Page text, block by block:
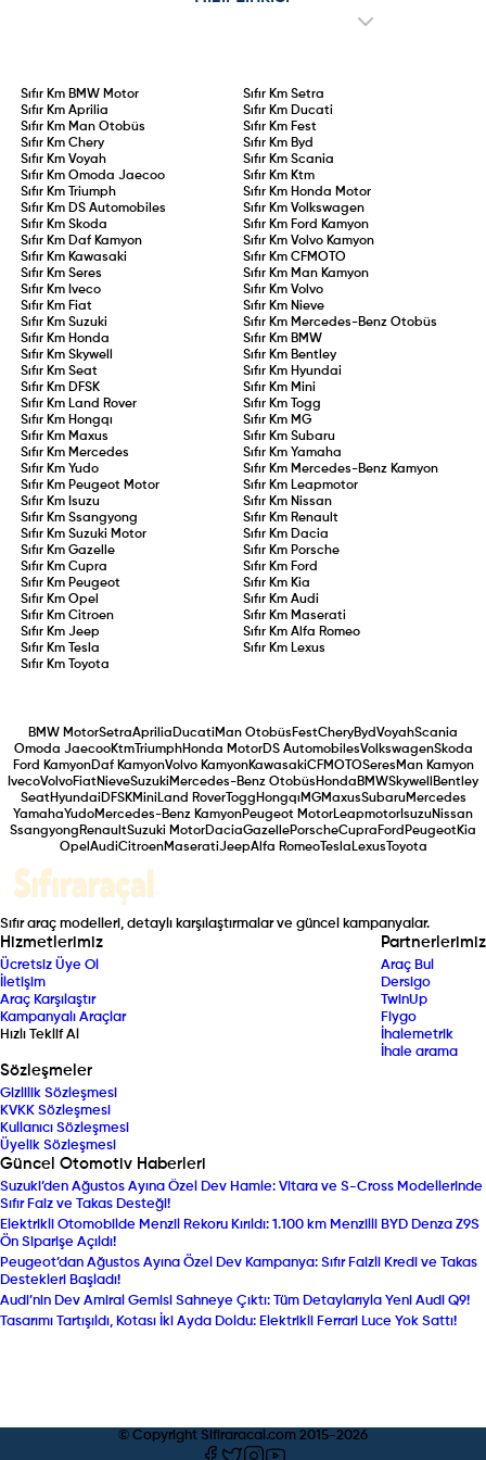
Sıfır Km BMW Motor Sıfır Km Setra
Sıfır KmAprilia Sıfır Km Ducati
Sıfır Km Man Otobüs Sıfır Km Fest
Sıfır KmChery Sıfır Km Byd
Sıfır KmVoyah Sıfır Km Scania
Sıfır KmOmoda Jaecoo Sıfır Km Ktm
Sıfır Km
Triumph Sıfır Km Honda Motor
Sıfır Km DS Automobiles Sıfır Km Volkswagen
Sıfır KmSkoda Sıfır Km Ford Kamyon
Sıfır Km Daf Kamyon Sıfır Km Volvo Kamyon
Sıfır Km Kawasaki Sıfır Km CFMOTO
Sıfır KmSeres Sıfır Km Man Kamyon
Sıfır Km Iveco Sıfır Km Volvo
Sıfır Km Fiat Sıfır Km Nieve
Sıfır KmSuzuki Sıfır Km Mercedes-Benz Otobüs
Sıfır Km Honda Sıfır Km BMW
Sıfır KmSkywell Sıfır Km Bentley
Sıfır KmSeat Sıfır Km Hyundai
Sıfır Km DFSK Sıfır Km Mini
Sıfır Km Land Rover Sıfır Km
Togg
Sıfır Km Hongqı Sıfır Km MG
Sıfır Km Maxus Sıfır Km Subaru
Sıfır Km Mercedes Sıfır Km Yamaha
Sıfır KmYudo Sıfır Km Mercedes-Benz Kamyon
Sıfır Km Peugeot Motor Sıfır Km Leapmotor
Sıfır Km Isuzu Sıfır Km Nissan
Sıfır KmSsangyong Sıfır Km Renault
Sıfır KmSuzuki Motor Sıfır Km Dacia
Sıfır KmGazelle Sıfır Km Porsche
Sıfır KmCupra Sıfır Km Ford
Sıfır Km Peugeot Sıfır Km Kia
Sıfır KmOpel Sıfır Km Audi
Sıfır KmCitroen Sıfır Km Maserati
Sıfır KmJeep Sıfır Km Alfa Romeo
Sıfır Km
Tesla Sıfır Km Lexus
Sıfır Km
Toyota
BMW MotorSetraAprilia Ducati Man Otobüs FestCheryBydVoyahScania
Omoda JaecooKtmTriumphHonda MotorDS AutomobilesVolkswagenSkoda
Ford KamyonDaf KamyonVolvo KamyonKawasakiCFMOTOSeres Man Kamyon
IvecoVolvoFiatNieveSuzuki Mercedes-Benz Otobüs Honda BMWSkywell
Bentley
SeatHyundai DFSKMini Land RoverTogg Hongqı MGMaxusSubaruMercedes
YamahaYudoMercedes-Benz KamyonPeugeot MotorLeapmotor IsuzuNissan
Ssangyong RenaultSuzuki MotorDaciaGazellePorscheCupra Ford PeugeotKia
Opel AudiCitroenMaseratiJeepAlfa RomeoTesla Lexus Toyota
Sıfır araç modelleri, detaylı karşılaştırmalar ve güncel kampanyalar.
Hizmetlerimiz
Ücretsiz Üye Ol
İletişim
Araç Karşılaştır
Kampanyalı Araçlar
Hızlı Teklif Al
Partnerlerimiz
Araç Bul
Dersigo
TwinUp
Fiygo
İhalemetrik
İhale arama
Sözleşmeler
Gizlilik Sözleşmesi
KVKK Sözleşmesi
Kullanıcı Sözleşmesi
Üyelik Sözleşmesi
Güncel Otomotiv Haberleri
Suzuki’den Ağustos Ayına Özel Dev Hamle: Vitara ve S-Cross Modellerinde
Sıfır Faiz ve Takas Desteği!
Elektrikli Otomobilde Menzil Rekoru Kırıldı: 1.100 km Menzilli BYD Denza Z9S
Ön Siparişe Açıldı!
Peugeot’dan Ağustos Ayına Özel Dev Kampanya: Sıfır Faizli Kredi ve Takas
Destekleri Başladı!
Audi’nin Dev Amiral Gemisi Sahneye Çıktı: Tüm Detaylarıyla Yeni Audi Q9!
Tasarımı Tartışıldı, Kotası İki Ayda Doldu: Elektrikli Ferrari Luce Yok Sattı!
© Copyright Sifiraracal.com 2015-2026